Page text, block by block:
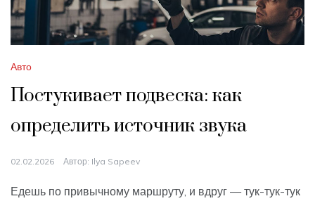
Авто
Постукивает подвеска: как
определить источник звука
02.02.2026 Автор: Ilya Sapeev
Едешь по привычному маршруту, и вдруг — тук-тук-тук